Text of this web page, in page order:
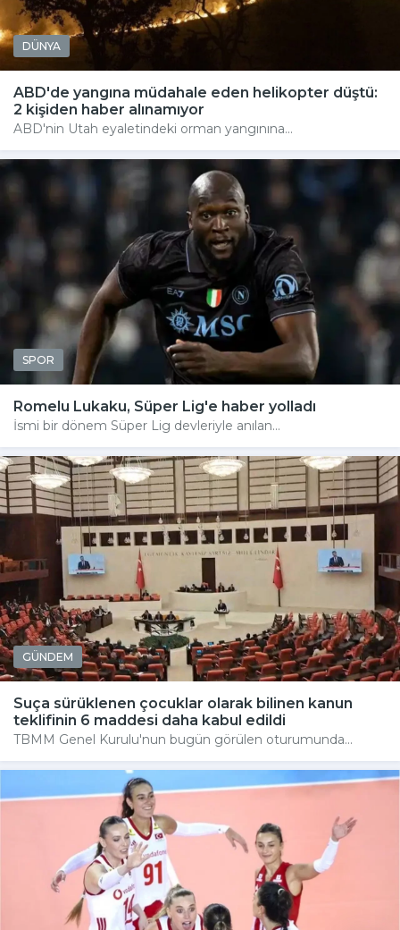
DÜNYA
ABD'de yangına müdahale eden helikopter düştü:
2 kişiden haber alınamıyor
ABD'nin Utah eyaletindeki orman yangınına...
SPOR
Romelu Lukaku, Süper Lig'e haber yolladı
İsmi bir dönem Süper Lig devleriyle anılan...
GÜNDEM
Suça sürüklenen çocuklar olarak bilinen kanun
teklifinin 6 maddesi daha kabul edildi
TBMM Genel Kurulu'nun bugün görülen oturumunda...